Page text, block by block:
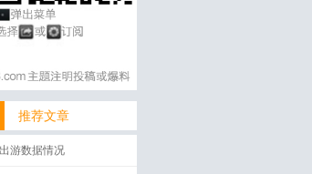
推荐文章
游数据情况